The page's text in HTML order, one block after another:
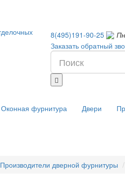
8(495)191-90-25
Заказать обратный
Оконная фурнитура Двери
Производители дверной фурнитуры